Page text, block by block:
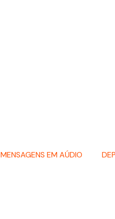
MENSAGENS EM AÚDIO